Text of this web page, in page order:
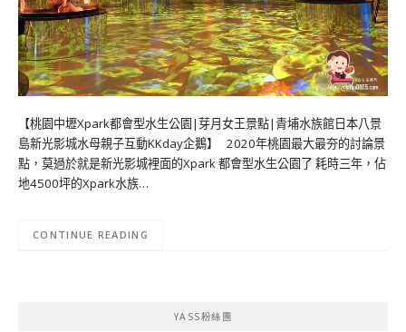
【桃園中壢Xpark都會型水生公園|芽月女王景點|青埔水族館日本八景
島新光影城水母親子互動KKday企鵝】 2020年桃園最大最夯的討論景
點，莫過於就是新光影城裡面的Xpark 都會型水生公園了 耗時三年，佔
地4500坪的Xpark水族…
CONTINUE READING
YASS粉絲團